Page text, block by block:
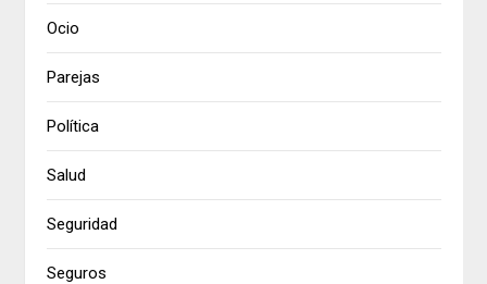
Ocio
Parejas
Política
Salud
Seguridad
Seguros